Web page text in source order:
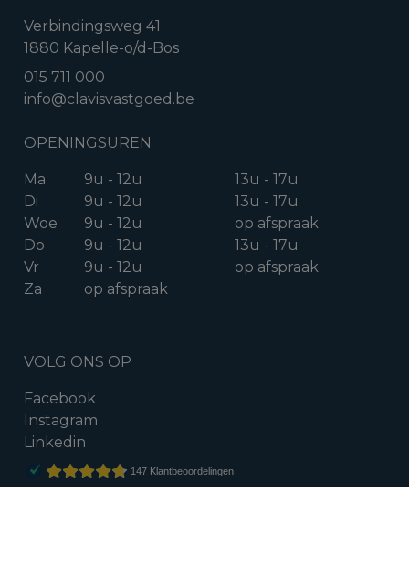
Verbindingsweg 41
1880 Kapelle-o/d-Bos
015 711 000
info@clavisvastgoed.be
OPENINGSUREN
Ma 9u - 12u
13u - 17u
Di
9u - 12u
13u - 17u
Woe
9u - 12u
op afspraak
Do
9u - 12u
13u - 17u
Vr
9u - 12u
op afspraak
Za
op afspraak
VOLG ONS OP
Facebook
Instagram
Linkedin